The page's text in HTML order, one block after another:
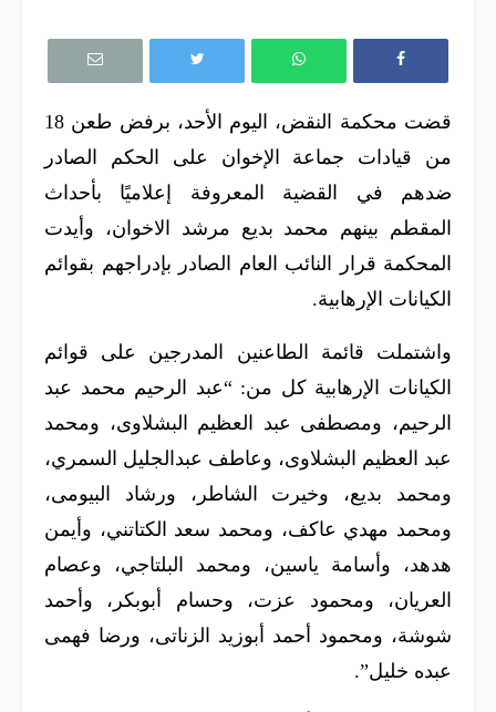
قضت محكمة النقض، اليوم الأحد، برفض طعن 18
من قيادات جماعة الإخوان على الحكم الصادر
ضدهم في
القضية المعروفة إعلاميًا بأحداث
المقطم بينهم محمد بديع مرشد الاخوان، وأيدت
المحكمة قرار النائب العام الصادر بإدراجهم بقوائم
الكيانات الإرهابية.
واشتملت قائمة الطاعنين المدرجين على قوائم
الكيانات الإرهابية كل من: “عبد الرحيم محمد عبد
الرحيم، ومصطفى عبد العظيم البشلاوى، ومحمد
عبد العظيم البشلاوى، وعاطف عبدالجليل السمري،
ومحمد بديع، وخيرت الشاطر، ورشاد البيومى،
ومحمد مهدي عاكف، ومحمد سعد الكتاتني، وأيمن
هدهد، وأسامة ياسين، ومحمد البلتاجي، وعصام
العريان، ومحمود عزت، وحسام أبوبكر، وأحمد
شوشة، ومحمود أحمد أبوزيد الزناتى، ورضا فهمى
عبده خليل”.